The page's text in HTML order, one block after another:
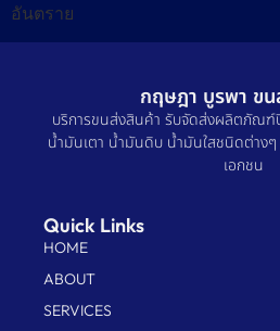
อันตราย
กฤษฎา บูรพา ข
บริการขนส่งสินค้า รับจัดส่งผลิตภัณฑ์
น้ำมันเตา น้ำมันดิบ น้ำมันใสชนิดต่างๆ
เอกชน
Quick Links
HOME
ABOUT
SERVICES